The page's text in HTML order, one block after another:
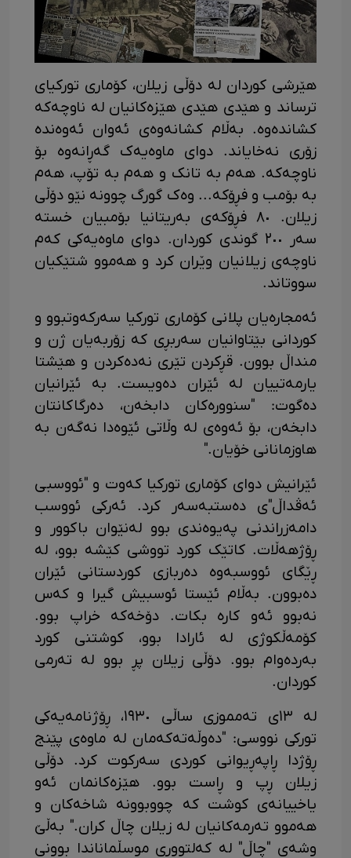
هێرشی کوردان لە دۆڵی زیلان، کۆماری تورکیای
ترساند و هێدی هێدی هێزەکانیان لە ناوچەکە
کشاندەوە. بەڵام کشانەوەی ئەوان ئەوەندە
زۆری نەخایاند. دوای ماوەیەک گەڕانەوە بۆ
ناوچەکە. هەم بە تانک و هەم بە تۆپ، هەم
بە بۆمب و فڕۆکە... وەک گورگ چوونە نێو دۆڵی
زیلان. ٨٠ فڕۆکەی بەریتانیا بۆمبیان خستە
سەر ٢٠٠ گوندی کوردان. دوای ماوەیەکی کەم
ناوچەی زیلانیان وێران کرد و هەموو شتێکیان
سووتاند.
ئەمجارەیان پلانی کۆماری تورکیا سەرکەوتبوو و
کوردانی بێتاوانیان سەربڕی کە زۆربەیان ژن و
منداڵ بوون. قڕکردن تێری نەدەکردن و هێشتا
یارمەتییان لە ئێران دەویست. بە ئێرانیان
دەگوت: "سنوورەکان دابخەن، دەرگاکانتان
دابخەن، بۆ ئەوەی لە وڵاتی ئێوەدا نەگەن بە
هاوزمانانی خۆیان."
ئێرانیش دوای کۆماری تورکیا کەوت و "ئووسبی
ئەڤداڵ"ی دەستبەسەر کرد. ئەرکی ئووسب
دامەزراندنی پەیوەندی بوو لەنێوان باکوور و
ڕۆژهەڵات. کاتێک کورد تووشی کێشە بوو، لە
ڕێگای ئووسبەوە دەربازی کوردستانی ئێران
دەبوون. بەڵام ئێستا ئوسبیش گیرا و کەس
نەبوو ئەو کارە بکات. دۆخەکە خراپ بوو.
کۆمەڵکوژی لە ئارادا بوو، کوشتنی کورد
بەردەوام بوو. دۆڵی زیلان پڕ بوو لە تەرمی
کوردان.
لە ١٣ی تەمموزی ساڵی ١٩٣٠، ڕۆژنامەیەکی
تورکی نووسی: "دەوڵەتەکەمان لە ماوەی پێنج
ڕۆژدا ڕاپەڕیوانی کوردی سەرکوت کرد. دۆڵی
زیلان ڕپ و ڕاست بوو. هێزەکانمان ئەو
یاخییانەی کوشت کە چووبوونە شاخەکان و
هەموو تەرمەکانیان لە زیلان چاڵ کران." بەڵێ
وشەی "چاڵ" لە کەلتووری موسڵماناندا بوونی